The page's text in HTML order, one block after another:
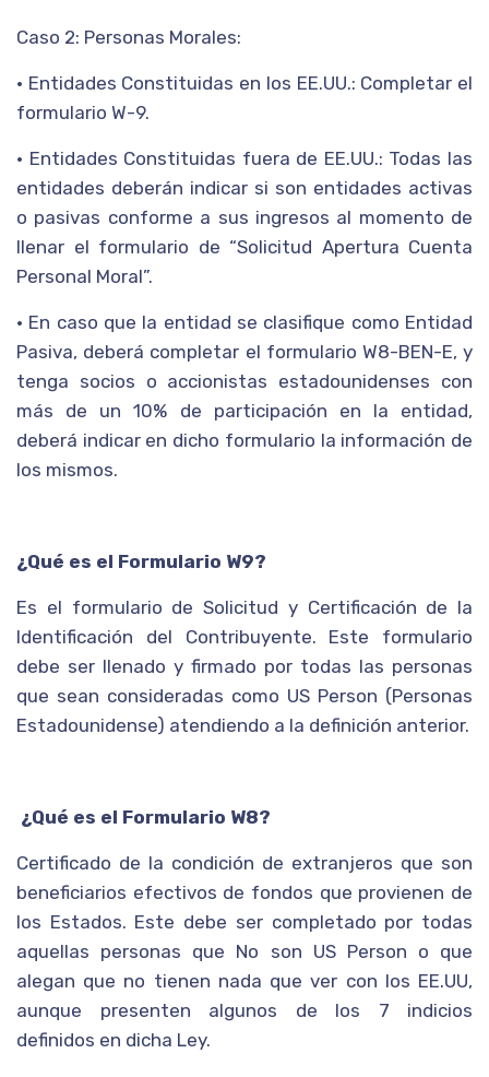
Caso 2: Personas Morales:
• Entidades Constituidas en los EE.UU.: Completar el
formulario W-9.
• Entidades Constituidas fuera de EE.UU.: Todas las
entidades deberán indicar si son entidades activas
o pasivas conforme a sus ingresos al momento de
llenar el formulario de “Solicitud Apertura Cuenta
Personal Moral”.
• En caso que la entidad se clasifique como Entidad
Pasiva, deberá completar el formulario W8-BEN-E, y
tenga socios o accionistas estadounidenses con
más de un 10% de participación en la entidad,
deberá indicar en dicho formulario la información de
los mismos.
¿Qué es el Formulario W9?
Es el formulario de Solicitud y Certificación de la
Identificación del Contribuyente. Este formulario
debe ser llenado y firmado por todas las personas
que sean consideradas como US Person (Personas
Estadounidense) atendiendo a la definición anterior.
¿Qué es el Formulario W8?
Certificado de la condición de extranjeros que son
beneficiarios efectivos de fondos que provienen de
los Estados. Este debe ser completado por todas
aquellas personas que No son US Person o que
alegan que no tienen nada que ver con los EE.UU,
aunque presenten algunos de los 7 indicios
definidos en dicha Ley.